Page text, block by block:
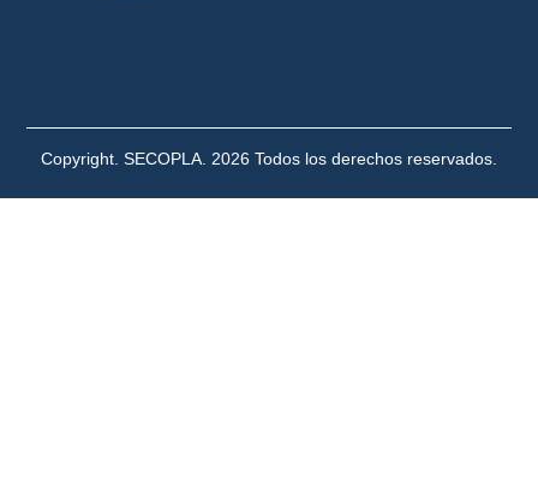
Copyright. SECOPLA. 2026 Todos los derechos reservados.